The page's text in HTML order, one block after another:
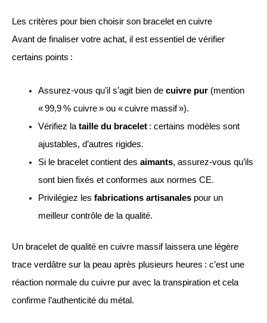
Les critères pour bien choisir son bracelet en cuivre
Avant de finaliser votre achat, il est essentiel de vérifier
certains points :
Assurez-vous qu’il s’agit bien de cuivre pur(mention
« 99,9 % cuivre » ou « cuivre massif »).
Vérifiez la taille du bracelet: certains modèles sont
ajustables, d’autres rigides.
Si le bracelet contient des aimants, assurez-vous qu’ils
sont bien fixés et conformes aux normes CE.
Privilégiez les fabrications artisanalespour un
meilleur contrôle de la qualité.
Un bracelet de qualité en cuivre massif laissera une légère
trace verdâtre sur la peau après plusieurs heures : c’est une
réaction normale du cuivre pur avec la transpiration et cela
confirme l’authenticité du métal.